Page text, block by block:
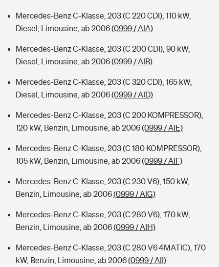
Mercedes-Benz C-Klasse, 203 (C 220 CDI), 110 kW,
Diesel, Limousine, ab 2006(0999 / AIA)
Mercedes-Benz C-Klasse, 203 (C 200 CDI), 90 kW,
Diesel, Limousine, ab 2006(0999 / AIB)
Mercedes-Benz C-Klasse, 203 (C 320 CDI), 165 kW,
Diesel, Limousine, ab 2006(0999 / AID)
Mercedes-Benz C-Klasse, 203 (C 200 KOMPRESSOR),
120 kW, Benzin, Limousine, ab 2006(0999 / AIE)
Mercedes-Benz C-Klasse, 203 (C 180 KOMPRESSOR),
105 kW, Benzin, Limousine, ab 2006(0999 / AIF)
Mercedes-Benz C-Klasse, 203 (C 230 V6), 150 kW,
Benzin, Limousine, ab 2006(0999 / AIG)
Mercedes-Benz C-Klasse, 203 (C 280 V6), 170 kW,
Benzin, Limousine, ab 2006(0999 / AIH)
Mercedes-Benz C-Klasse, 203 (C 280 V6 4MATIC), 170
kW, Benzin, Limousine, ab 2006(0999 / AII)